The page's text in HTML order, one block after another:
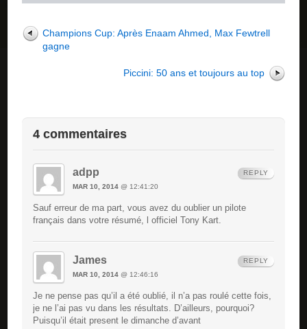
Champions Cup: Après Enaam Ahmed, Max Fewtrell
gagne
Piccini: 50 ans et toujours au top
4 commentaires
adpp
MAR 10, 2014@ 12:41:20
Sauf erreur de ma part, vous avez du oublier un pilote
français dans votre résumé, l officiel Tony Kart.
REPLY
James
MAR 10, 2014@ 12:46:16
Je ne pense pas qu’il a été oublié, il n’a pas roulé cette fois,
je ne l’ai pas vu dans les résultats. D’ailleurs, pourquoi?
Puisqu’il était present le dimanche d’avant
REPLY